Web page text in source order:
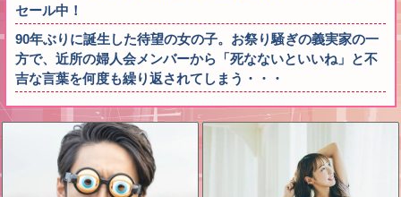
セール中！
90年ぶりに誕生した待望の女の子。お祭り騒ぎの義実家の一
方で、近所の婦人会メンバーから「死なないといいね」と不
吉な言葉を何度も繰り返されてしまう・・・